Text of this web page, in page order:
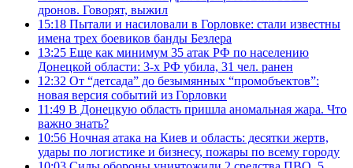
дронов. Говорят, выжил
15:18 Пытали и насиловали в Горловке: стали известны
имена трех боевиков банды Безлера
13:25 Еще как минимум 35 атак РФ по населению
Донецкой области: 3-х РФ убила, 31 чел. ранен
12:32 От “детсада” до безымянных “промобъектов”:
новая версия событий из Горловки
11:49 В Донецкую область пришла аномальная жара. Что
важно знать?
10:56 Ночная атака на Киев и область: десятки жертв,
удары по логистике и бизнесу, пожары по всему городу